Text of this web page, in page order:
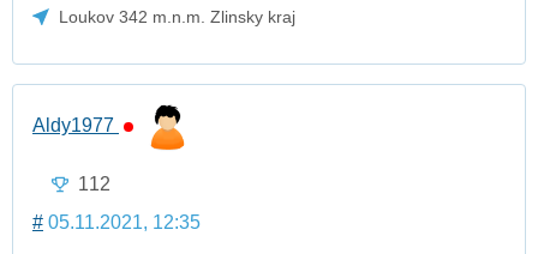
Loukov 342 m.n.m. Zlinsky kraj
Aldy1977
112
# 05.11.2021, 12:35